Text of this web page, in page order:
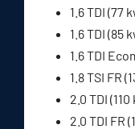
1.6 TDI (77
1.6 TDI (85
1.6 TDI
1.8 TSI FR
2.0 TDI
2.0 TDI FR